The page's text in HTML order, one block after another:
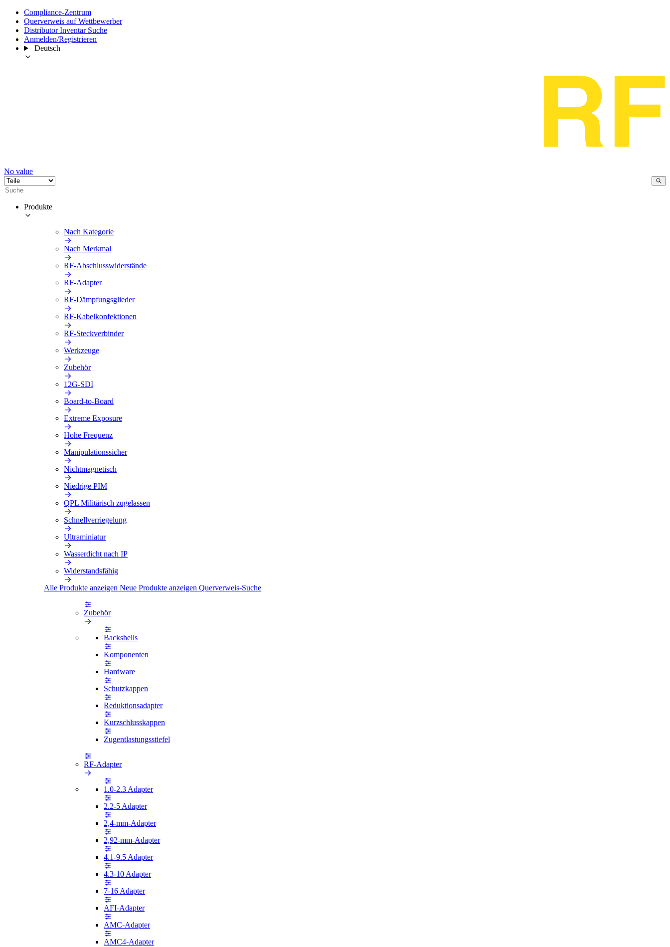
Compliance-Zentrum
Querverweis auf Wettbewerber
Distributor Inventar Suche
Anmelden/Registrieren
Deutsch
No value
Produkte
Nach Kategorie
Nach Merkmal
RF-Abschlusswiderstände
RF-Adapter
RF-Dämpfungsglieder
RF-Kabelkonfektionen
RF-Steckverbinder
Werkzeuge
Zubehör
12G-SDI
Board-to-Board
Extreme Exposure
Hohe Frequenz
Manipulationssicher
Nichtmagnetisch
Niedrige PIM
QPL Militärisch zugelassen
Schnellverriegelung
Ultraminiatur
Wasserdicht nach IP
Widerstandsfähig
Alle Produkte anzeigen Neue Produkte anzeigen Querverweis-Suche
Zubehör
Backshells
Komponenten
Hardware
Schutzkappen
Reduktionsadapter
Kurzschlusskappen
Zugentlastungsstiefel
RF-Adapter
1.0-2.3 Adapter
2.2-5 Adapter
2,4-mm-Adapter
2,92-mm-Adapter
4.1-9.5 Adapter
4.3-10 Adapter
7-16 Adapter
AFI-Adapter
AMC-Adapter
AMC4-Adapter